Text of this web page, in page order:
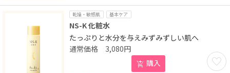
乾燥・敏感肌 基本ケア
NS-K 化粧水
たっぷりと水分を与えみずみずしい肌へ
お気
3,080円
購入